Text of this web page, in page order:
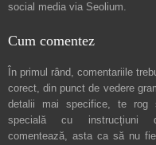
social media via Seolium.
Cum comentez
În primul rând, comentariile
corect, din punct de vedere
detalii mai specifice, te rog
specială cu instrucțiuni
comentează, asta ca să nu